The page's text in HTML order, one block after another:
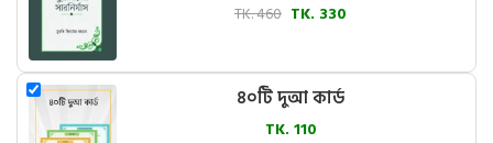
TK. 460 TK. 330
৪০টি দুআ কার্ড
TK. 110